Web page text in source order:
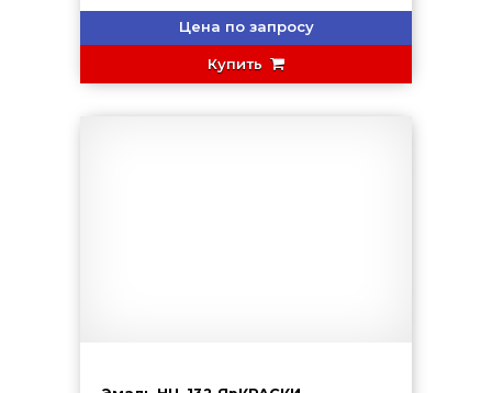
Цена по запросу
Купить